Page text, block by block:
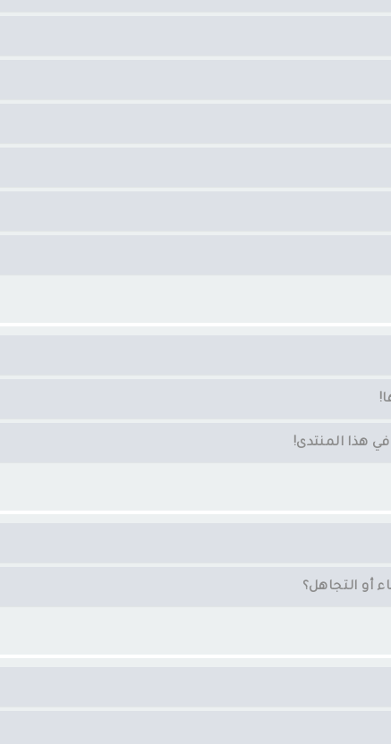
هذا المنتدى!
أو التجاهل؟